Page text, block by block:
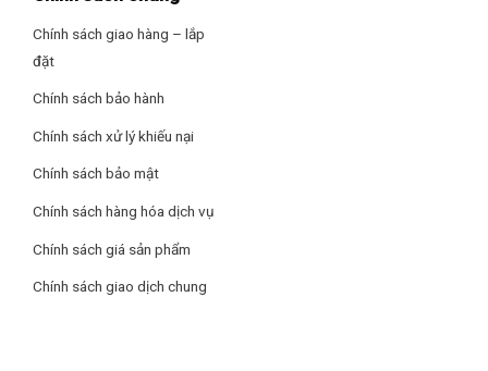
Chính sách giao hàng – lắp
đặt
Chính sách bảo hành
Chính sách xử lý khiếu nại
Chính sách bảo mật
Chính sách hàng hóa dịch vụ
Chính sách giá sản phẩm
Chính sách giao dịch chung